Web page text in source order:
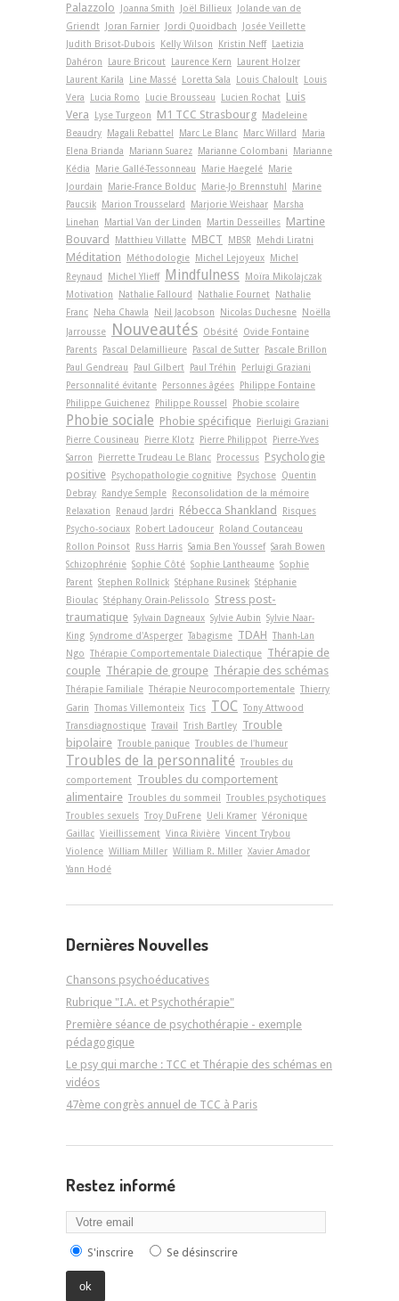
Palazzolo
Joanna Smith Joël Billieux
Jolande van de
Griendt
Joran Farnier Jordi Quoidbach
Josée Veillette
Judith Brisot-Dubois
Kelly Wilson Kristin Neff
Laetizia
Dahéron
Laure Bricout Laurence Kern
Laurent Holzer
Laurent Karila
Line Massé Loretta Sala Louis Chaloult
Louis
Vera
Lucia Romo Lucie Brousseau Lucien Rochat Luis
Vera
Lyse Turgeon M1 TCC Strasbourg
Madeleine
Beaudry
Magali Rebattel Marc Le Blanc Marc Willard
Maria
Elena Brianda
Mariann Suarez Marianne Colombani
Marianne
Kédia
Marie Gallé-Tessonneau Marie Haegelé
Marie
Jourdain
Marie-France Bolduc Marie-Jo Brennstuhl
Marine
Paucsik
Marion Trousselard Marjorie Weishaar
Marsha
Linehan
Martial Van der Linden Martin Desseilles Martine
Bouvard
Matthieu Villatte MBCT MBSR Mehdi Liratni
Méditation Méthodologie Michel Lejoyeux
Michel
Reynaud
Michel Ylieff Mindfulness
Moïra Mikolajczak
Motivation
Nathalie Fallourd Nathalie Fournet
Nathalie
Franc
Neha Chawla Neil Jacobson Nicolas Duchesne
Noëlla
Jarrousse
Nouveautés Obésité Ovide Fontaine
Parents
Pascal Delamillieure Pascal de Sutter
Pascale Brillon
Paul Gendreau
Paul Gilbert Paul Tréhin
Perluigi Graziani
Personnalité évitante
Personnes âgées
Philippe Fontaine
Philippe Guichenez
Philippe Roussel Phobie scolaire
Phobie sociale Phobie spécifique
Pierluigi Graziani
Pierre Cousineau
Pierre Klotz Pierre Philippot
Pierre-Yves
Sarron
Pierrette Trudeau Le Blanc Processus Psychologie
positive
Psychopathologie cognitive Psychose Quentin
Debray
Randye Semple
Reconsolidation de la mémoire
Relaxation
Renaud Jardri Rébecca Shankland
Risques
Psycho-sociaux
Robert Ladouceur
Roland Coutanceau
Rollon Poinsot
Russ Harris Samia Ben Youssef Sarah Bowen
Schizophrénie Sophie Côté Sophie Lantheaume Sophie
Parent Stephen Rollnick Stéphane Rusinek Stéphanie
Bioulac Stéphany Orain-Pelissolo
Stress post-
traumatique Sylvain Dagneaux Sylvie Aubin Sylvie Naar-
King Syndrome d'Asperger Tabagisme TDAH Thanh-Lan
Ngo Thérapie Comportementale Dialectique Thérapie de
couple Thérapie de groupe Thérapie des schémas
Thérapie Familiale Thérapie Neurocomportementale Thierry
Garin Thomas Villemonteix Tics TOC Tony Attwood
Transdiagnostique Travail Trish Bartley Trouble
bipolaire Trouble panique Troubles de l'humeur
Troubles de la personnalité Troubles du
comportement Troubles du comportement
alimentaire Troubles du sommeil
Troubles psychotiques
Troubles sexuels Troy DuFrene Ueli Kramer Véronique
Gaillac Vieillissement Vinca Rivière Vincent Trybou
Violence William Miller William R. Miller Xavier Amador
Yann Hodé
Dernières Nouvelles
Chansons psychoéducatives
Rubrique "I.A. et Psychothérapie"
Première séance de psychothérapie - exemple
pédagogique
Le psy qui marche : TCC et Thérapie des schémas en
vidéos
47ème congrès annuel de TCC à Paris
Restez informé
S'inscrire Se désinscrire